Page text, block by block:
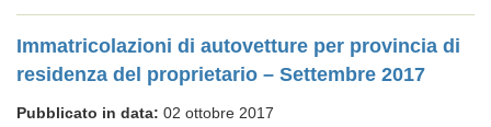
Immatricolazioni di autovetture per provincia di
residenza del proprietario – Settembre 2017
Pubblicato in data: 02 ottobre 2017